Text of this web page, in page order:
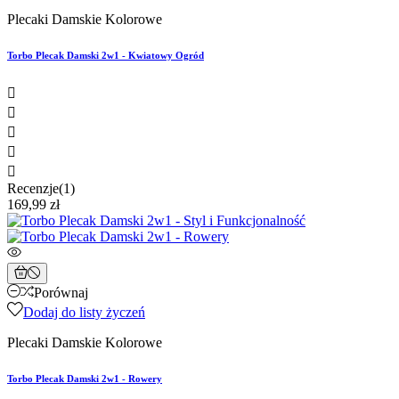
Plecaki Damskie Kolorowe
Torbo Plecak Damski 2w1 - Kwiatowy Ogród





Recenzje(1)
169,99 zł
Porównaj
Dodaj do listy życzeń
Plecaki Damskie Kolorowe
Torbo Plecak Damski 2w1 - Rowery